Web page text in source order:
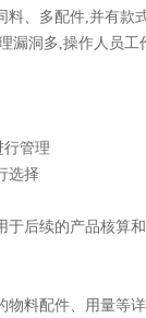
、多配件,并有款
漏洞多,操作人员工
行管理
选择
后续的产品核算
物料配件、用量等